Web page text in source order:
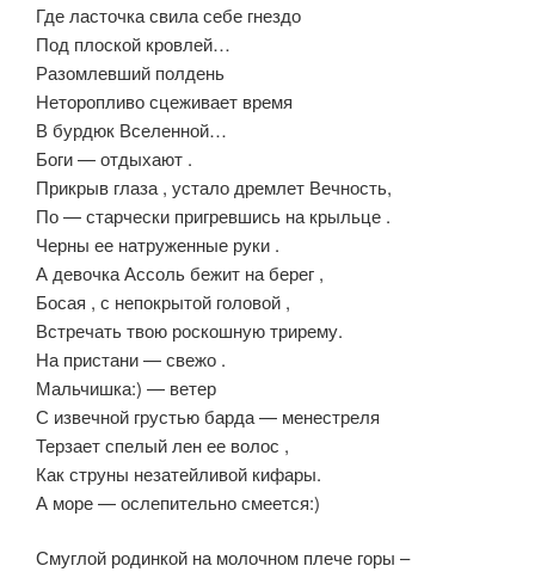
Где ласточка свила себе гнездо
Под плоской кровлей…
Разомлевший полдень
Неторопливо сцеживает время
В бурдюк Вселенной…
Боги — отдыхают .
Прикрыв глаза , устало дремлет Вечность,
По — старчески пригревшись на крыльце .
Черны ее натруженные руки .
А девочка Ассоль бежит на берег ,
Босая , с непокрытой головой ,
Встречать твою роскошную трирему.
На пристани — свежо .
Мальчишка:) — ветер
С извечной грустью барда — менестреля
Терзает спелый лен ее волос ,
Как струны незатейливой кифары.
А море — ослепительно смеется:)
Смуглой родинкой на молочном плече горы –